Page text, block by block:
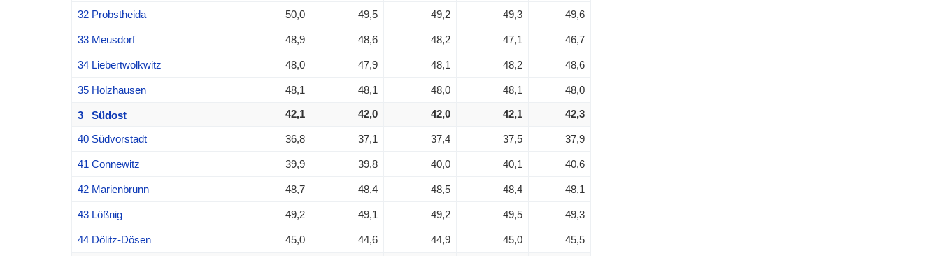
32 Probstheida 50,0 49,5 49,2 49,3 49,6
33 Meusdorf 48,9 48,6 48,2 47,1 46,7
34 Liebertwolkwitz 48,0 47,9 48,1 48,2 48,6
35 Holzhausen 48,1 48,1 48,0 48,1 48,0
3 Südost 42,1 42,0 42,0 42,1 42,3
40 Südvorstadt 36,8 37,1 37,4 37,5 37,9
41 Connewitz 39,9 39,8 40,0 40,1 40,6
42 Marienbrunn 48,7 48,4 48,5 48,4 48,1
43 Lößnig 49,2 49,1 49,2 49,5 49,3
44 Dölitz-Dösen 45,0 44,6 44,9 45,0 45,5